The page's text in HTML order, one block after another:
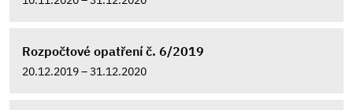
Rozpočtové opatření č. 6/2019
20.12.2019 – 31.12.2020